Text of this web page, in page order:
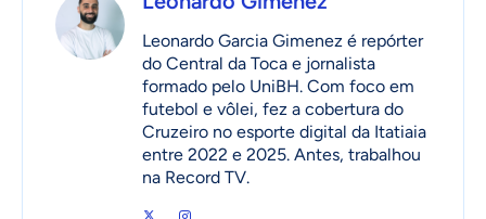
Leonardo Garcia Gimenez é repórter
do Central da Toca e jornalista
formado pelo UniBH. Com foco em
futebol e vôlei, fez a cobertura do
Cruzeiro no esporte digital da Itatiaia
entre 2022 e 2025. Antes, trabalhou
na Record TV.